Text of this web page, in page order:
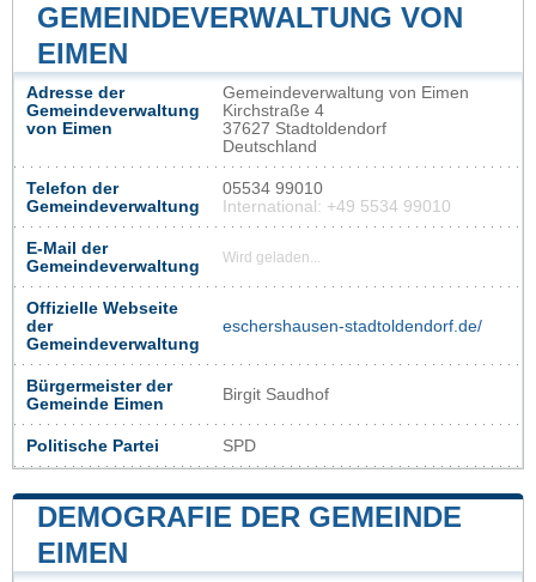
GEMEINDEVERWALTUNG VON
EIMEN
Adresse der
Gemeindeverwaltung
von Eimen
Gemeindeverwaltung von Eimen
Kirchstraße 4
37627 Stadtoldendorf
Deutschland
Telefon der
Gemeindeverwaltung
05534 99010
International: +49 5534 99010
E-Mail der
Gemeindeverwaltung
Wird geladen...
Offizielle Webseite
der
Gemeindeverwaltung
eschershausen-stadtoldendorf.de/
Bürgermeister der
Gemeinde Eimen
Birgit Saudhof
Politische Partei SPD
DEMOGRAFIE DER GEMEINDE
EIMEN